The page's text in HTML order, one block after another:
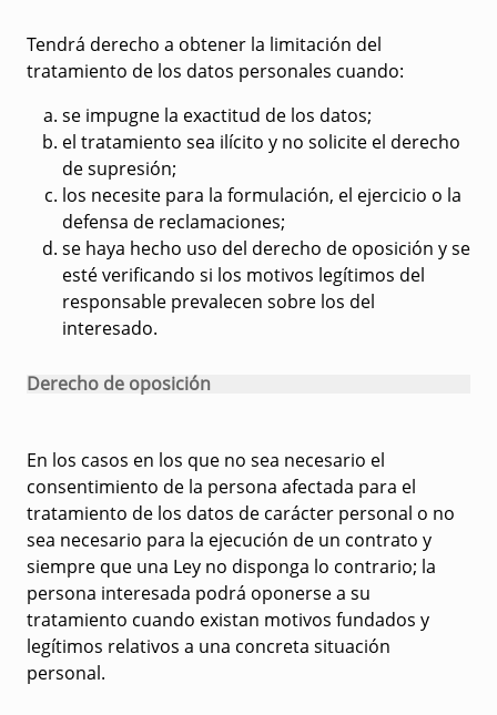
Tendrá derecho a obtener la limitación del
tratamiento de los datos personales cuando:
se impugne la exactitud de los datos;
el tratamiento sea ilícito y no solicite el derecho
de supresión;
los necesite para la formulación, el ejercicio o la
defensa de reclamaciones;
se haya hecho uso del derecho de oposición y se
esté verificando si los motivos legítimos del
responsable prevalecen sobre los del
interesado.
Derecho de oposición
En los casos en los que no sea necesario el
consentimiento de la persona afectada para el
tratamiento de los datos de carácter personal o no
sea necesario para la ejecución de un contrato y
siempre que una Ley no disponga lo contrario; la
persona interesada podrá oponerse a su
tratamiento cuando existan motivos fundados y
legítimos relativos a una concreta situación
personal.